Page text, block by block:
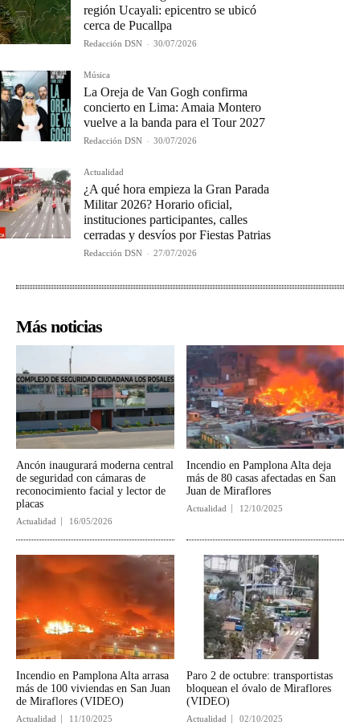
región Ucayali: epicentro se ubicó
cerca de Pucallpa
Redacción DSN - 30/07/2026
Música
La Oreja de Van Gogh confirma
concierto en Lima: Amaia Montero
vuelve a la banda para el Tour 2027
Redacción DSN - 30/07/2026
Actualidad
¿A qué hora empieza la Gran Parada
Militar 2026? Horario oficial,
instituciones participantes, calles
cerradas y desvíos por Fiestas Patrias
Redacción DSN - 27/07/2026
Más noticias
Ancón inaugurará moderna central
de seguridad con cámaras de
reconocimiento facial y lector de
placas
Actualidad 16/05/2026
Incendio en Pamplona Alta deja
más de 80 casas afectadas en San
Juan de Miraflores
Actualidad 12/10/2025
Incendio en Pamplona Alta arrasa
más de 100 viviendas en San Juan
de Miraflores (VIDEO)
Actualidad 11/10/2025
Paro 2 de octubre: transportistas
bloquean el óvalo de Miraflores
(VIDEO)
Actualidad 02/10/2025